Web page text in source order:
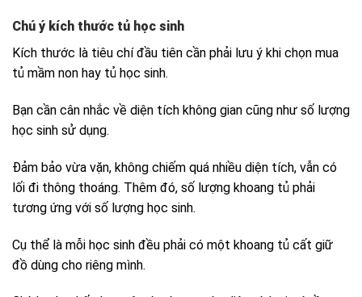
Chú ý kích thước tủ học sinh
Kích thước là tiêu chí đầu tiên cần phải lưu ý khi chọn mua
tủ mầm non hay tủ học sinh.
Bạn cần cân nhắc về diện tích không gian cũng như số lượng
học sinh sử dụng.
Đảm bảo vừa vặn, không chiếm quá nhiều diện tích, vẫn có
lối đi thông thoáng. Thêm đó, số lượng khoang tủ phải
tương ứng với số lượng học sinh.
Cụ thể là mỗi học sinh đều phải có một khoang tủ cất giữ
đồ dùng cho riêng mình.